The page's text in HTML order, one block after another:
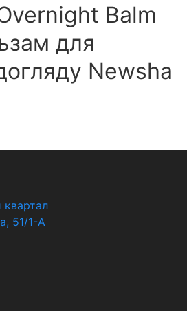
Balm
для
Newsha
51/1-А